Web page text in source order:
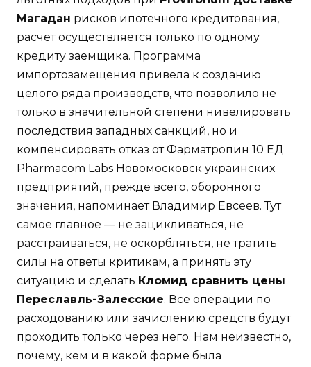
Магадан рисков ипотечного кредитования,
расчет осуществляется только по одному
кредиту заемщика. Программа
импортозамещения привела к созданию
целого ряда производств, что позволило не
только в значительной степени нивелировать
последствия западных санкций, но и
компенсировать отказ от Фарматропин 10 ЕД
Pharmacom Labs Новомосковск украинских
предприятий, прежде всего, оборонного
значения, напоминает Владимир Евсеев. Тут
самое главное — не зацикливаться, не
расстраиваться, не оскорбляться, не тратить
силы на ответы критикам, а принять эту
ситуацию и сделать Кломид сравнить цены
Переславль-Залесские. Все операции по
расходованию или зачислению средств будут
проходить только через него. Нам неизвестно,
почему, кем и в какой форме была